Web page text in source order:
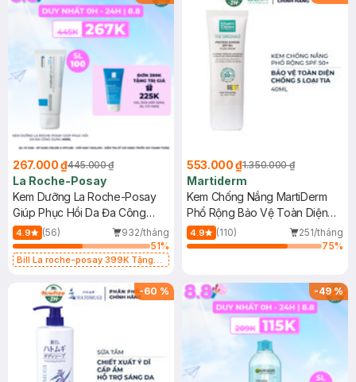
267.000 ₫445.000 ₫
La Roche-Posay
Kem Dưỡng La Roche-Posay
Giúp Phục Hồi Da Đa Công
Dụng 40ml
4.9 (56)
932/tháng
51%
Bill La roche-posay 399K Tặng
(SL có hạn)
553.000 ₫1.350.000 ₫
Martiderm
Kem Chống Nắng MartiDerm
Phổ Rộng Bảo Vệ Toàn Diện
40ml
4.9 (110)
251/tháng
75%
-60 % -49%